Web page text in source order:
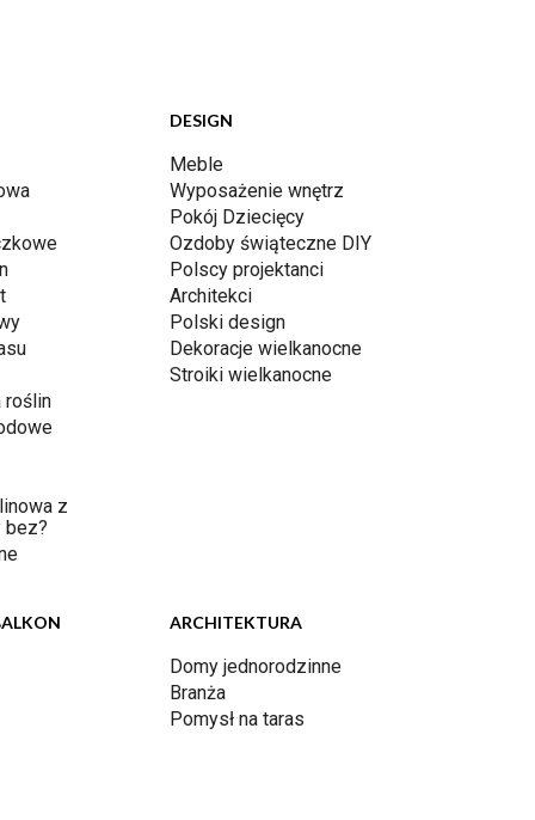
roślin
z
bez?
DESIGN
Meble
Wyposażenie wnętrz
Pokój Dziecięcy
Ozdoby świąteczne DIY
Polscy projektanci
Architekci
Polski design
Dekoracje wielkanocne
Stroiki wielkanocne
ARCHITEKTURA
Domy jednorodzinne
Branża
Pomysł na taras